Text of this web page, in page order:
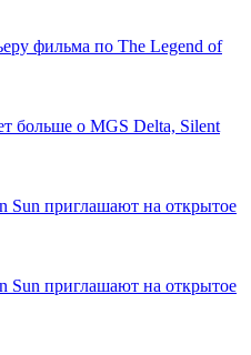
фильма по The Legend of
больше о MGS Delta, Silent
приглашают на открытое
приглашают на открытое